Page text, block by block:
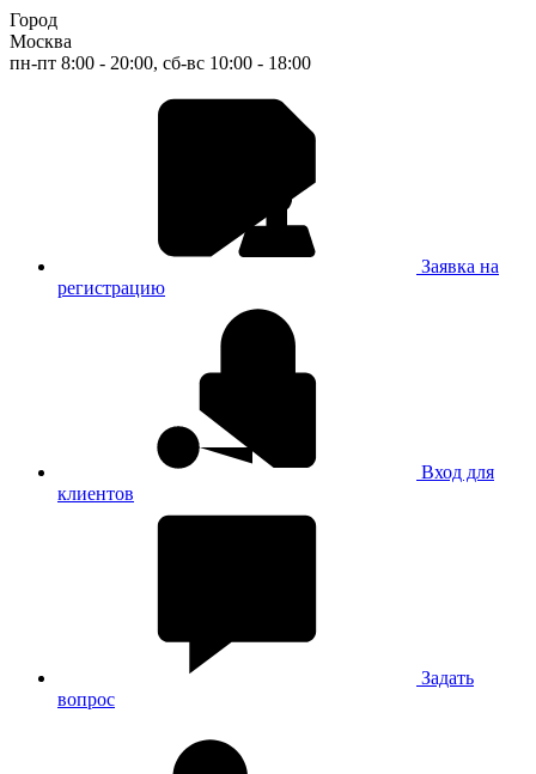
Город
Москва
пн-пт 8:00 - 20:00, сб-вс 10:00 - 18:00
Заявка на
регистрацию
Вход для
клиентов
Задать
вопрос